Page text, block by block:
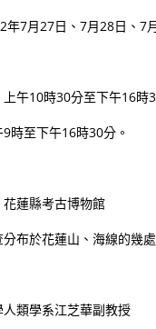
年7月27日、7月28日、7
午10時30分至下午16時
時至下午16時30分。
花蓮縣考古博物館
分布於花蓮山、海線的幾
人類學系江芝華副教授